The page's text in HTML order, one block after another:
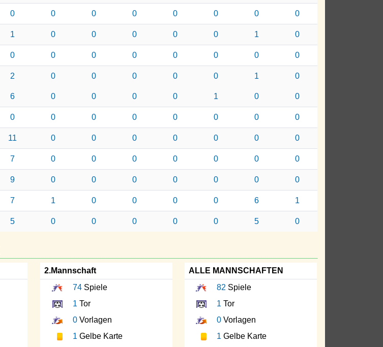
0 0 0 0 0 0 0 0
1 0 0 0 0 0 1 0
0 0 0 0 0 0 0 0
2 0 0 0 0 0 1 0
6 0 0 0 0 1 0 0
0 0 0 0 0 0 0 0
11 0 0 0 0 0 0 0
7 0 0 0 0 0 0 0
9 0 0 0 0 0 0 0
7 1 0 0 0 0 6 1
5 0 0 0 0 0 5 0
2.Mannschaft
74Spiele
1 Tor
0Vorlagen
1 Gelbe Karte
ALLE MANNSCHAFTEN
82 Spiele
1 Tor
0 Vorlagen
1 Gelbe Karte